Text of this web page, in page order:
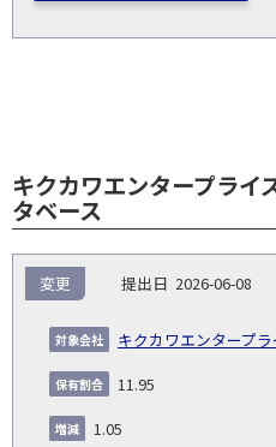
キクカワエンタープライ
タベース
NO.
告
義
務
発
生
日
出
コー
象
2026-06-08
キクカワエンタープ
変更
11.95
1.05